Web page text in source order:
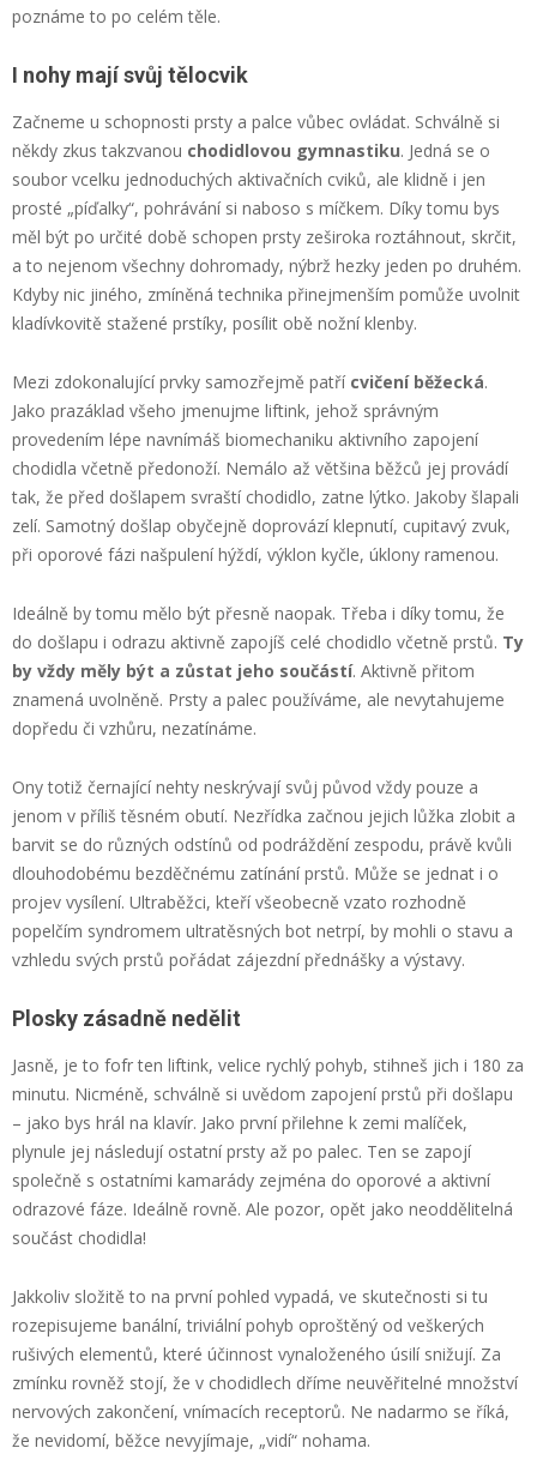
poznáme to po celém těle.
I nohy mají svůj tělocvik
Začneme u schopnosti prsty a palce vůbec ovládat. Schválně si
někdy zkus takzvanou chodidlovou gymnastiku. Jedná se o
soubor vcelku jednoduchých aktivačních cviků, ale klidně i jen
prosté „píďalky“, pohrávání si naboso s míčkem. Díky tomu bys
měl být po určité době schopen prsty zeširoka roztáhnout, skrčit,
a to nejenom všechny dohromady, nýbrž hezky jeden po druhém.
Kdyby nic jiného, zmíněná technika přinejmenším pomůže uvolnit
kladívkovitě stažené prstíky, posílit obě nožní klenby.
Mezi zdokonalující prvky samozřejmě patří cvičení běžecká.
Jako prazáklad všeho jmenujme liftink, jehož správným
provedením lépe navnímáš biomechaniku aktivního zapojení
chodidla včetně předonoží. Nemálo až většina běžců jej provádí
tak, že před došlapem svraští chodidlo, zatne lýtko. Jakoby šlapali
zelí. Samotný došlap obyčejně doprovází klepnutí, cupitavý zvuk,
při oporové fázi našpulení hýždí, výklon kyčle, úklony ramenou.
Ideálně by tomu mělo být přesně naopak. Třeba i díky tomu, že
do došlapu i odrazu aktivně zapojíš celé chodidlo včetně prstů. Ty
by vždy měly být a zůstat jeho součástí. Aktivně přitom
znamená uvolněně. Prsty a palec používáme, ale nevytahujeme
dopředu či vzhůru, nezatínáme.
Ony totiž černající nehty neskrývají svůj původ vždy pouze a
jenom v příliš těsném obutí. Nezřídka začnou jejich lůžka zlobit a
barvit se do různých odstínů od podráždění zespodu, právě kvůli
dlouhodobému bezděčnému zatínání prstů. Může se jednat i o
projev vysílení. Ultraběžci, kteří všeobecně vzato rozhodně
popelčím syndromem ultratěsných bot netrpí, by mohli o stavu a
vzhledu svých prstů pořádat zájezdní přednášky a výstavy.
Plosky zásadně nedělit
Jasně, je to fofr ten liftink, velice rychlý pohyb, stihneš jich i 180 za
minutu. Nicméně, schválně si uvědom zapojení prstů při došlapu
– jako bys hrál na klavír. Jako první přilehne k zemi malíček,
plynule jej následují ostatní prsty až po palec. Ten se zapojí
společně s ostatními kamarády zejména do oporové a aktivní
odrazové fáze. Ideálně rovně. Ale pozor, opět jako neoddělitelná
součást chodidla!
Jakkoliv složitě to na první pohled vypadá, ve skutečnosti si tu
rozepisujeme banální, triviální pohyb oproštěný od veškerých
rušivých elementů, které účinnost vynaloženého úsilí snižují. Za
zmínku rovněž stojí, že v chodidlech dříme neuvěřitelné množství
nervových zakončení, vnímacích receptorů. Ne nadarmo se říká,
že nevidomí, běžce nevyjímaje, „vidí“ nohama.